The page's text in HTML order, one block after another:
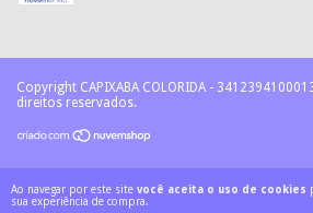
Ao navegar por este site você aceita o uso de cookies
sua experiência de compra.
Copyright CAPIXABA COLORIDA -
direitos reservados.